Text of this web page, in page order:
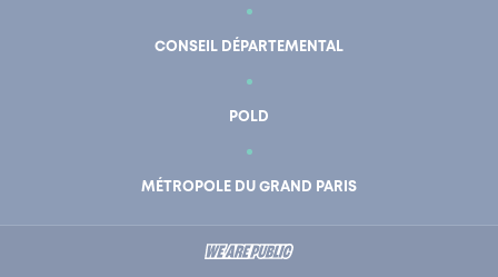
CONSEIL DÉPARTEMENTAL
POLD
MÉTROPOLE DU GRAND PARIS
En un clic Mon compte